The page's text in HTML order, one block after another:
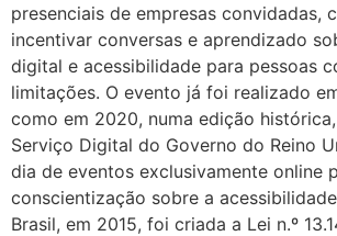
presenciais de empresas convidadas,
incentivar conversas e aprendizado
digital e acessibilidade para pessoas
limitações. O evento já foi realizado
como em 2020, numa edição
Serviço Digital do Governo do Reino
dia de eventos exclusivamente online
conscientização sobre a
Brasil, em 2015, foi criada a Lei n.º